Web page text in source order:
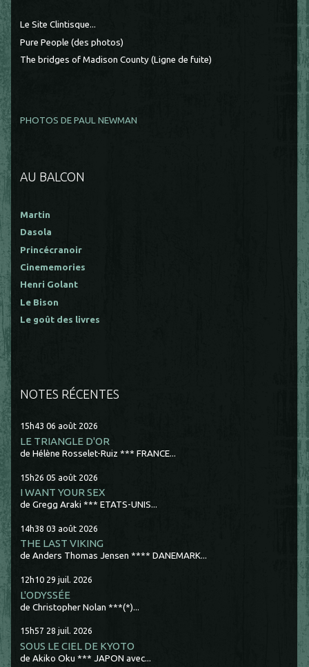
Le Site Clintisque...
Pure People (des photos)
The bridges of Madison County (Ligne de fuite)
PHOTOS DE PAUL NEWMAN
AU BALCON
Martin
Dasola
Princécranoir
Cinememories
Henri Golant
Le Bison
Le goût des livres
NOTES RÉCENTES
15h43 06 août 2026
LE TRIANGLE D'OR
de Hélène Rosselet-Ruiz *** FRANCE...
15h26 05 août 2026
I WANT YOUR SEX
de Gregg Araki *** ETATS-UNIS...
14h38 03 août 2026
THE LAST VIKING
de Anders Thomas Jensen **** DANEMARK...
12h10 29 juil. 2026
L'ODYSSÉE
de Christopher Nolan ***(*)...
15h57 28 juil. 2026
SOUS LE CIEL DE KYOTO
de Akiko Oku *** JAPON avec...